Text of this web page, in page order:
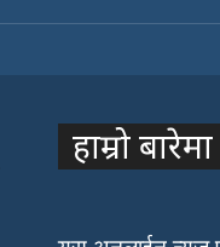
हाम्रो बारेमा